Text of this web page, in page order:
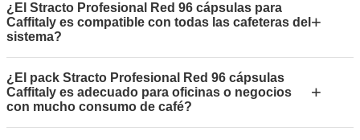
¿El Stracto Profesional Red 96 cápsulas para
Caffitaly es compatible con todas las cafeteras del
sistema?
+
¿El pack Stracto Profesional Red 96 cápsulas
Caffitaly es adecuado para oficinas o negocios
con mucho consumo de café?
+